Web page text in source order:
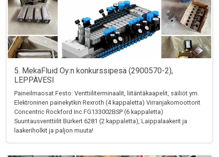
5. MekaFluid Oy:n konkurssipesä (2900570-2),
LEPPÄVESI
Paineilmaosat Festo: Venttiiliterminaalit, liitäntäkaapelit, säiliöt ym.
Elektroninen painekytkin Rexroth (4 kappaletta) Virranjakomoottorit
Concentric Rockford Inc FG133002BSP (6 kappaletta)
Suuntausventtiilit Bürkert 6281 (2 kappaletta), Laippalaakerit ja
laakeriholkit ja paljon muuta!